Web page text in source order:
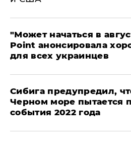
"Может начаться в
Point анонсировала
для всех украинцев
Сибига предупредил,
Черном море пытается
события 2022 года